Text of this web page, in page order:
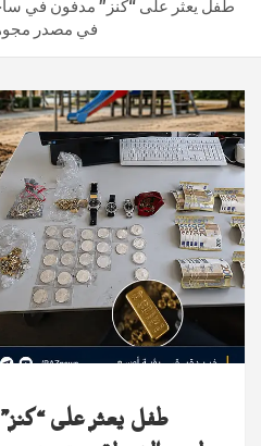
طفل يعثر على “كنز” مدفون في
في مصدر
طفل يعثر على